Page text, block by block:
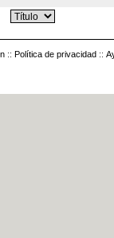
:: Política de privacidad ::